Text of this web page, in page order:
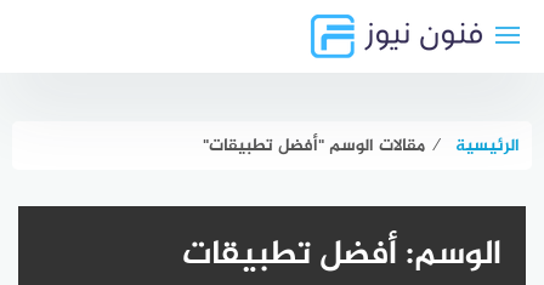
الرئيسية ⁄ مقالات الوسم "أفضل تطبيقات"
الوسم:أفضل تطبيقات